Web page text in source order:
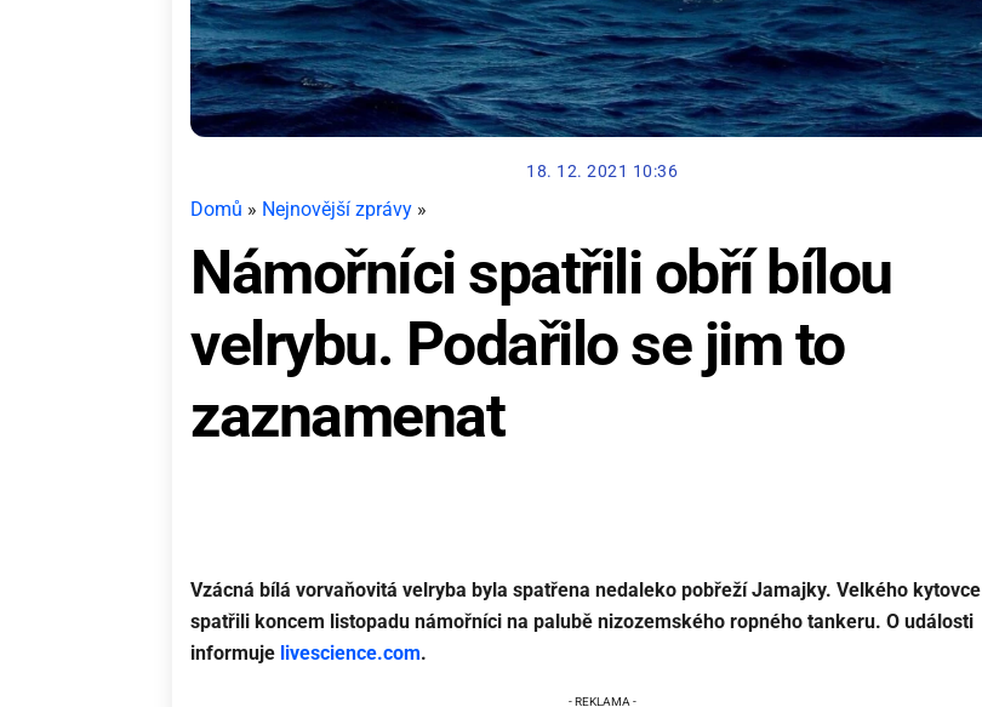
18. 12. 2021 10:36
Domů » Nejnovější zprávy »
Námořníci spatřili obří bílou
velrybu. Podařilo se jim to
zaznamenat
Vzácná bílá vorvaňovitá velryba byla spatřena nedaleko pobřeží Jamajky. Velkého kytovce
spatřili koncem listopadu námořníci na palubě nizozemského ropného tankeru. O události
informuje livescience.com.